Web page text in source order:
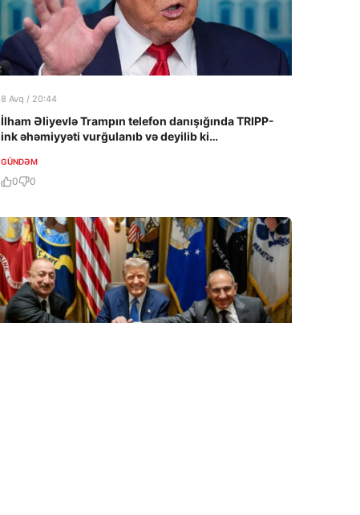
8 Avq / 20:44
İlham Əliyevlə Trampın telefon danışığında TRIPP-
ink əhəmiyyəti vurğulanıb və deyilib ki…
GÜNDƏM
0 0